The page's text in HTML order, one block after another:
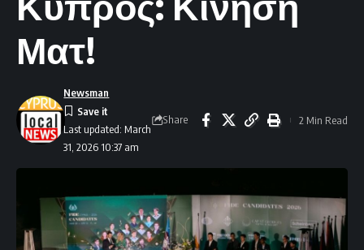
Ματ!
Last updated: March
31, 2026 10:37 am
Newsman
Share 2 Min Read